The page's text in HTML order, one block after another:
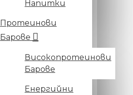
Напитки
Протеинови
Барове
Високопротеинови
Барове
Енергийни